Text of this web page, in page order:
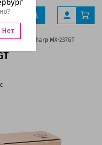
Нет
Картридж Sharp MX-237GT